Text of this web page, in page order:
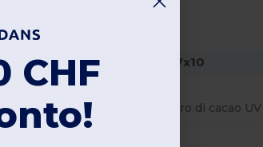
GiftRetail MO9407x10
UV GLOSS Stick Burro di cacao UV
CHF